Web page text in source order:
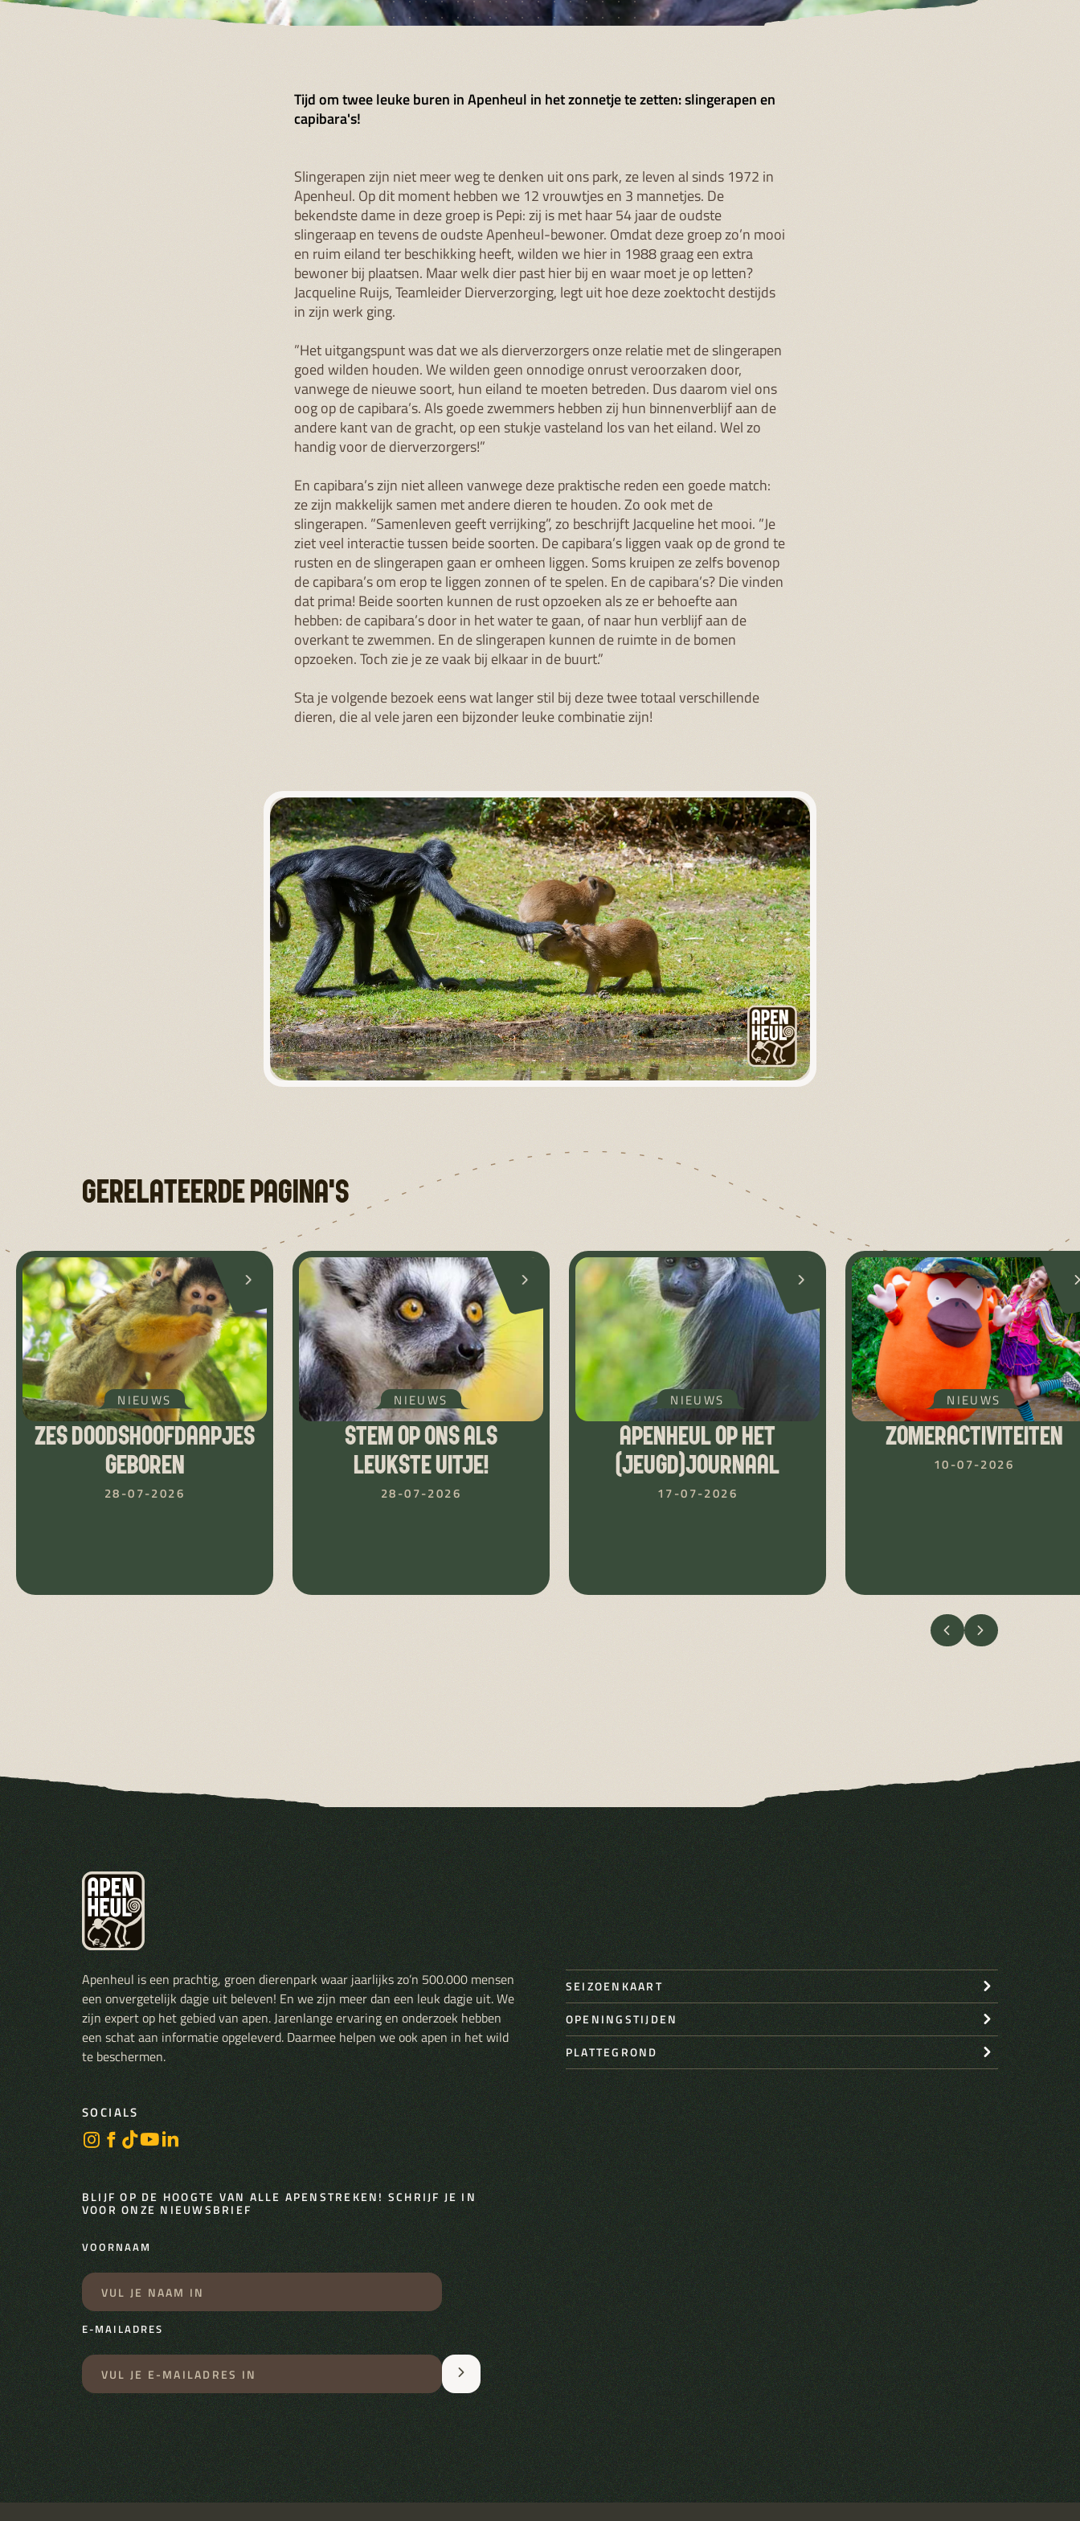
Tijd om twee leuke buren in Apenheul in het zonnetje te zetten: slingerapen en
capibara's!
Slingerapen zijn niet meer weg te denken uit ons park, ze leven al sinds 1972 in
Apenheul. Op dit moment hebben we 12 vrouwtjes en 3 mannetjes. De
bekendste dame in deze groep is Pepi: zij is met haar 54 jaar de oudste
slingeraap en tevens de oudste Apenheul-bewoner. Omdat deze groep zo’n mooi
en ruim eiland ter beschikking heeft, wilden we hier in 1988 graag een extra
bewoner bij plaatsen. Maar welk dier past hier bij en waar moet je op letten?
Jacqueline Ruijs, Teamleider Dierverzorging, legt uit hoe deze zoektocht destijds
in zijn werk ging.
”Het uitgangspunt was dat we als dierverzorgers onze relatie met de slingerapen
goed wilden houden. We wilden geen onnodige onrust veroorzaken door,
vanwege de nieuwe soort, hun eiland te moeten betreden. Dus daarom viel ons
oog op de capibara’s. Als goede zwemmers hebben zij hun binnenverblijf aan de
andere kant van de gracht, op een stukje vasteland los van het eiland. Wel zo
handig voor de dierverzorgers!”
En capibara’s zijn niet alleen vanwege deze praktische reden een goede match:
ze zijn makkelijk samen met andere dieren te houden. Zo ook met de
slingerapen. ”Samenleven geeft verrijking”, zo beschrijft Jacqueline het mooi. ”Je
ziet veel interactie tussen beide soorten. De capibara’s liggen vaak op de grond te
rusten en de slingerapen gaan er omheen liggen. Soms kruipen ze zelfs bovenop
de capibara’s om erop te liggen zonnen of te spelen. En de capibara’s? Die vinden
dat prima! Beide soorten kunnen de rust opzoeken als ze er behoefte aan
hebben: de capibara’s door in het water te gaan, of naar hun verblijf aan de
overkant te zwemmen. En de slingerapen kunnen de ruimte in de bomen
opzoeken. Toch zie je ze vaak bij elkaar in de buurt.”
Sta je volgende bezoek eens wat langer stil bij deze twee totaal verschillende
dieren, die al vele jaren een bijzonder leuke combinatie zijn!
GERELATEERDE PAGINA'S
NIEUWS
ZES DOODSHOOFDAAPJES
GEBOREN
28-07-2026
NIEUWS
STEM OP ONS ALS
LEUKSTE UITJE!
28-07-2026
NIEUWS
APENHEUL OP HET
(JEUGD)JOURNAAL
17-07-2026
NIEUWS
ZOMERACTIVITEITEN
10-07-2026
VORIGEVOLGENDE
Apenheul is een prachtig, groen dierenpark waar jaarlijks zo’n 500.000 mensen
een onvergetelijk dagje uit beleven! En we zijn meer dan een leuk dagje uit. We
zijn expert op het gebied van apen. Jarenlange ervaring en onderzoek hebben
een schat aan informatie opgeleverd. Daarmee helpen we ook apen in het wild
te beschermen.
SEIZOENKAART
OPENINGSTIJDEN
PLATTEGROND
SOCIALS
BLIJF OP DE HOOGTE VAN ALLE APENSTREKEN! SCHRIJF JE IN
VOOR ONZE NIEUWSBRIEF
VOORNAAM
E-MAILADRES